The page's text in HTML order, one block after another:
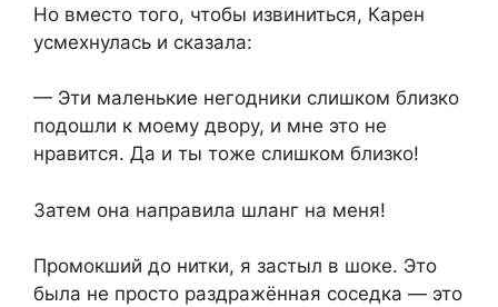
Но вместо того, чтобы извиниться, Карен
усмехнулась и сказала:
— Эти маленькие негодники слишком близко
подошли к моему двору, и мне это не
нравится. Да и ты тоже слишком близко!
Затем она направила шланг на меня!
Промокший до нитки, я застыл в шоке. Это
была не просто раздражённая соседка — это